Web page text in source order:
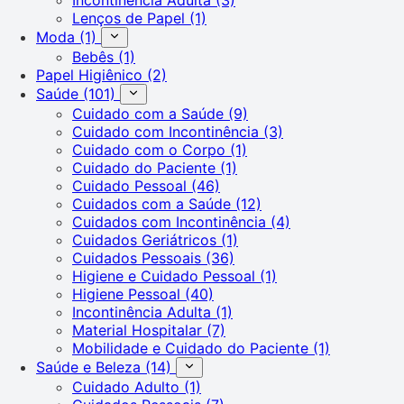
Lenços de Papel (1)
Moda (1)
Bebês (1)
Papel Higiênico (2)
Saúde (101)
Cuidado com a Saúde (9)
Cuidado com Incontinência (3)
Cuidado com o Corpo (1)
Cuidado do Paciente (1)
Cuidado Pessoal (46)
Cuidados com a Saúde (12)
Cuidados com Incontinência (4)
Cuidados Geriátricos (1)
Cuidados Pessoais (36)
Higiene e Cuidado Pessoal (1)
Higiene Pessoal (40)
Incontinência Adulta (1)
Material Hospitalar (7)
Mobilidade e Cuidado do Paciente (1)
Saúde e Beleza (14)
Cuidado Adulto (1)